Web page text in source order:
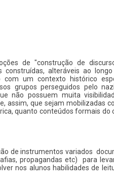
de "construção de
construídas, alteráveis ao
com um contexto histórico
grupos perseguidos pelo
não possuem muita
assim, que sejam mobilizadas
quanto conteúdos formais do
de instrumentos variados
propagandas etc) ­ para
nos alunos habilidades de